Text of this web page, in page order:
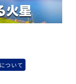
ついて